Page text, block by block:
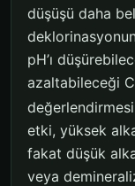
düşüşü daha
pH’ı
azaltabileceği
etki, yüksek
fakat düşük
veya